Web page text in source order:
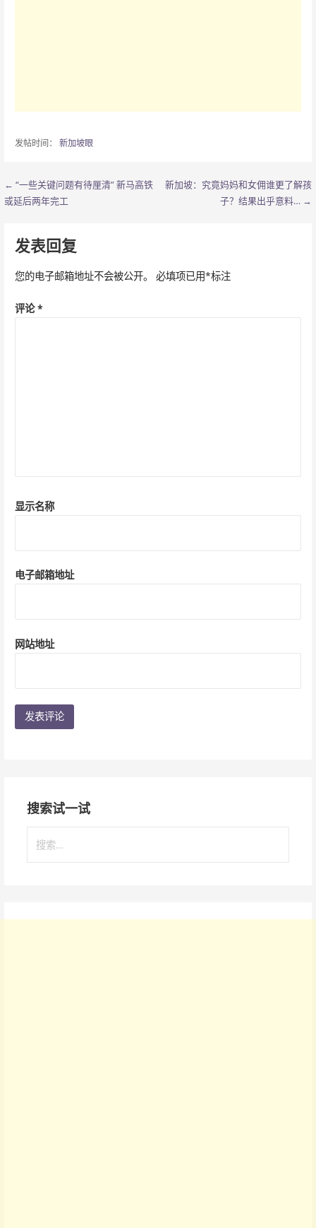
发帖时间： 新加坡眼
文
导
航
← “一些关键问题有待厘清” 新马高铁
或延后两年完工
新加坡：究竟妈妈和女佣谁更了解孩
子？结果出乎意料… →
发表回复
您的电子邮箱地址不会被公开。 必填项已用*标注
评论*
显示名称
电子邮箱地址
网站地址
搜索试一试
索